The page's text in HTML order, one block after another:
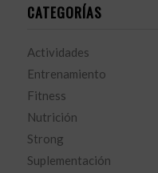
CATEGORÍAS
Actividades
Entrenamiento
Fitness
Nutrición
Strong
Suplementación